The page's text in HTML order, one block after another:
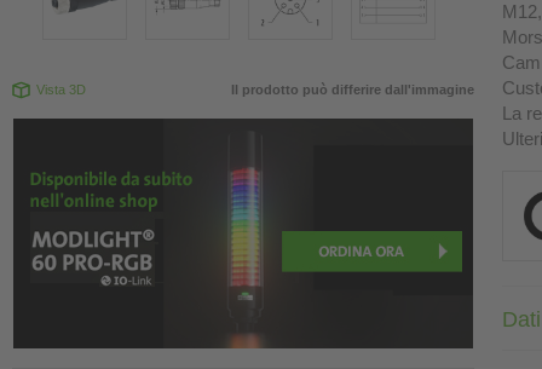
Vista 3D Il prodotto può differire dall'immagine
La